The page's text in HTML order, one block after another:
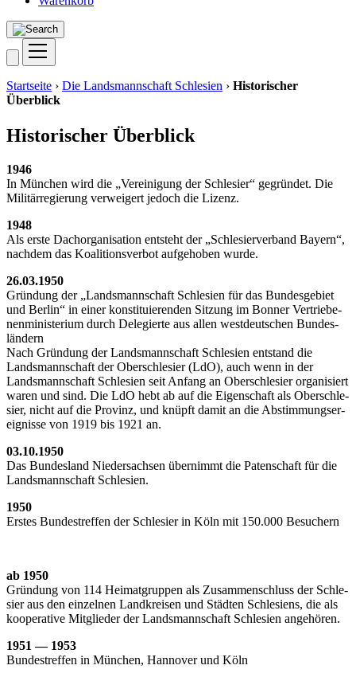
Startseite › Die Landsmannschaft Schlesien › Historischer
Überblick
Historischer Überblick
1946
In Mün­chen wird die „Ver­ei­ni­gung der Schle­si­er“ gegrün­det. Die
Mili­tär­re­gie­rung ver­wei­gert jedoch die Lizenz.
1948
Als ers­te Dach­or­ga­ni­sa­ti­on ent­steht der „Schle­si­er­ver­band Bay­ern“,
nach­dem das Koali­ti­ons­ver­bot auf­ge­ho­ben wurde.
26.03.1950
Grün­dung der „Lands­mann­schaft Schle­si­en für das Bun­des­ge­biet
und Ber­lin“ in einer kon­sti­tu­ie­ren­den Sit­zung im Bon­ner Ver­trie­be­
nen­mi­nis­te­ri­um durch Dele­gier­te aus allen west­deut­schen Bun­des­
län­dern
Nach Grün­dung der Lands­mann­schaft Schle­si­en ent­stand die
Lands­mann­schaft der Ober­schle­si­er (LdO), auch wenn in der
Lands­mann­schaft Schle­si­en seit Anfang an Ober­schle­si­er orga­ni­siert
waren und sind. Die LdO hebt ab auf die Eigen­schaft als Ober­schle­
si­er, nicht auf die Pro­vinz, und knüpft damit an die Abstim­mungs­er­
eig­nis­se von 1919 bis 1921 an.
03.10.1950
Das Bun­des­land Nie­der­sach­sen über­nimmt die Paten­schaft für die
Lands­mann­schaft Schlesien.
1950
Ers­tes Bun­des­tref­fen der Schle­si­er in Köln mit 150.000 Besuchern
ab 1950
Grün­dung von 114 Hei­mat­grup­pen als Zusam­men­schluss der Schle­
si­er aus den ein­zel­nen Land­krei­sen und Städ­ten Schle­si­ens, die als
koope­ra­ti­ve Mit­glie­der der Lands­mann­schaft Schle­si­en angehören.
1951 — 1953
Bun­des­tref­fen in Mün­chen, Han­no­ver und Köln